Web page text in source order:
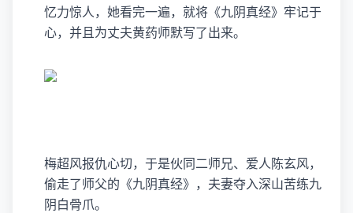
忆力惊人，她看完一遍，就将《九阴真经》牢记于
心，并且为丈夫黄药师默写了出来。
梅超风报仇心切，于是伙同二师兄、爱人陈玄风，
偷走了师父的《九阴真经》，夫妻夺入深山苦练九
阴白骨爪。